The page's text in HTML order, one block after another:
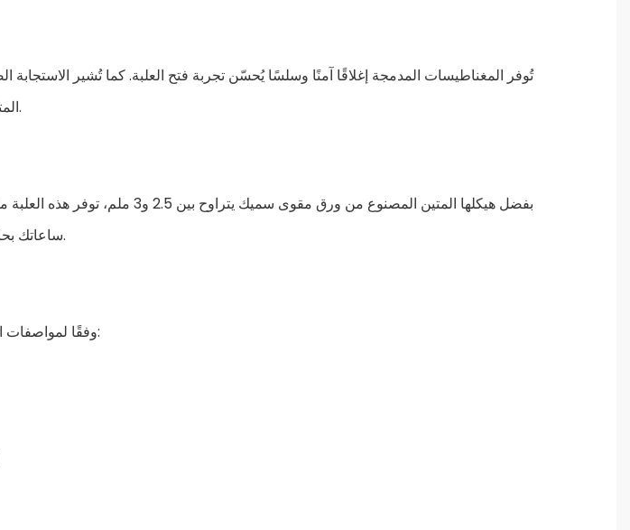
تُوفر المغناطيسات المدمجة إغلاقًا آمنًا وسلسًا يُحسّن تجربة فتح العلبة. كما تُشير
المتاجر ولتقديمها كهدايا، حيث تُحدد أول تفاعل انطباعًا أوليًا عن تجربة العلامة التجارية بأكملها.
بفضل هيكلها المتين المصنوع من
ساعاتك بحالة ممتازة، حتى أثناء الشحن الدولي، بينما يعكس وزنها الثقيل جودة عالية في كل تفاصيلها.
يتم قص حشوات المخمل لدينا باستخدام تقنية القطع CNC وفقًا لمواصفات المنتج الدقيقة، مما يوفر ما يلي: